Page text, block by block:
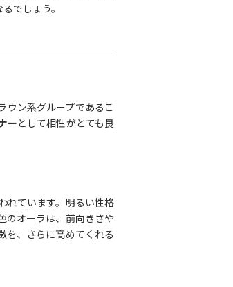
でしょう。
ウン系グループであるこ
ーとして相性がとても良
れています。明るい性格
のオーラは、前向きさや
を、さらに高めてくれる